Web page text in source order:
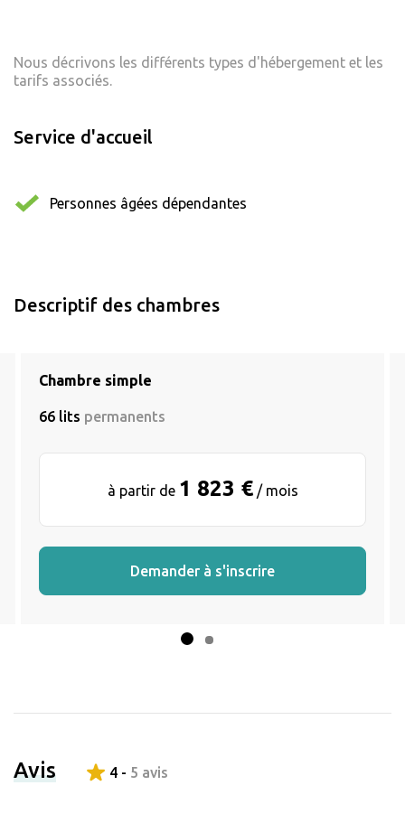
Nous décrivons les différents types d'hébergement et les
tarifs associés.
Service d'accueil
Personnes âgées dépendantes
Descriptif des chambres
Chambre simple
66 lits permanents
à partir de 1 823 €/ mois
Demander à s'inscrire
Avis 4 - 5 avis